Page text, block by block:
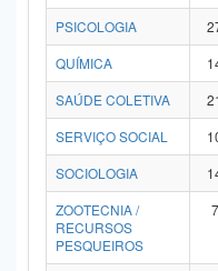
PSICOLOGIA
QUÍMICA
SAÚDE COLETIVA
21
SERVIÇO SOCIAL
SOCIOLOGIA
ZOOTECNIA /
RECURSOS
PESQUEIROS
7